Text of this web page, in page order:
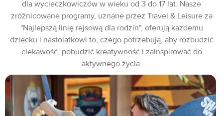
dla wycieczkowiczów w wieku od 3 do 17 lat. Nasze
zróżnicowane programy, uznane przez Travel & Leisure za
"Najlepszą linię rejsową dla rodzin", oferują każdemu
dziecku i nastolatkowi to, czego potrzebują, aby rozbudzić
ciekawość, pobudzić kreatywność i zainspirować do
aktywnego życia.